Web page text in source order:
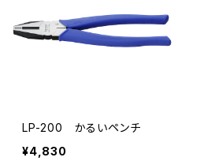
LP-200 かるいペンチ
¥4,830